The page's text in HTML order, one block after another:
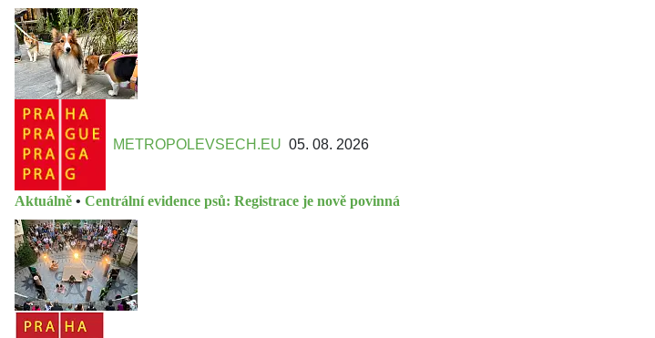
METROPOLEVSECH.EU 05. 08. 2026
Aktuálně • Centrální evidence psů: Registrace je nově povinná